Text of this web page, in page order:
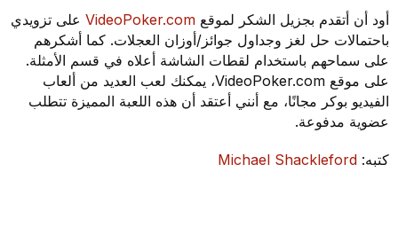
بجزيل الشكر لموقعVideoPoker.comعلى تزويدي
حل لغز وجداول جوائز/أوزان العجلات. كما أشكرهم
باستخدام لقطات الشاشة أعلاه في قسم الأمثلة.
على موقع VideoPoker.com، يمكنك لعب العديد من ألعاب
مجانًا، مع أنني أعتقد أن هذه اللعبة المميزة تتطلب
Michael